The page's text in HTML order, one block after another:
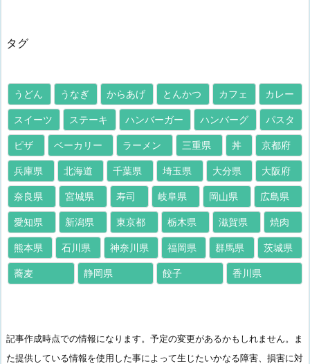
タグ
うどん うなぎ からあげ とんかつ カフェ カレー
スイーツ ステーキ ハンバーガー ハンバーグ パスタ
ピザ ベーカリー ラーメン 三重県 丼 京都府
兵庫県 北海道 千葉県 埼玉県 大分県 大阪府
奈良県 宮城県 寿司 岐阜県 岡山県 広島県
愛知県 新潟県 東京都 栃木県 滋賀県 焼肉
熊本県 石川県 神奈川県 福岡県 群馬県 茨城県
蕎麦 静岡県 餃子 香川県
記事作成時点での情報になります。予定の変更があるかもしれません。ま
た提供している情報を使用した事によって生じたいかなる障害、損害に対